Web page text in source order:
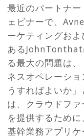
最近のパートナ
ェビナーで、
ーケティングお
あるJohnTonthat
る最大の問題は
ネスオペレーシ
うすればよいか
は、クラウドフ
を提供するため
基幹業務アプリ